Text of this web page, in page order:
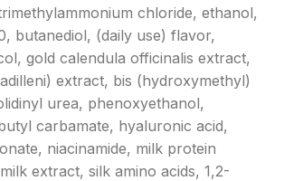
chloride, ethanol,
butanediol, (daily use) flavor,
gold calendula officinalis extract,
extract, bis (hydroxymethyl)
urea, phenoxyethanol,
carbamate, hyaluronic acid,
niacinamide, milk protein
extract, silk amino acids, 1,2-